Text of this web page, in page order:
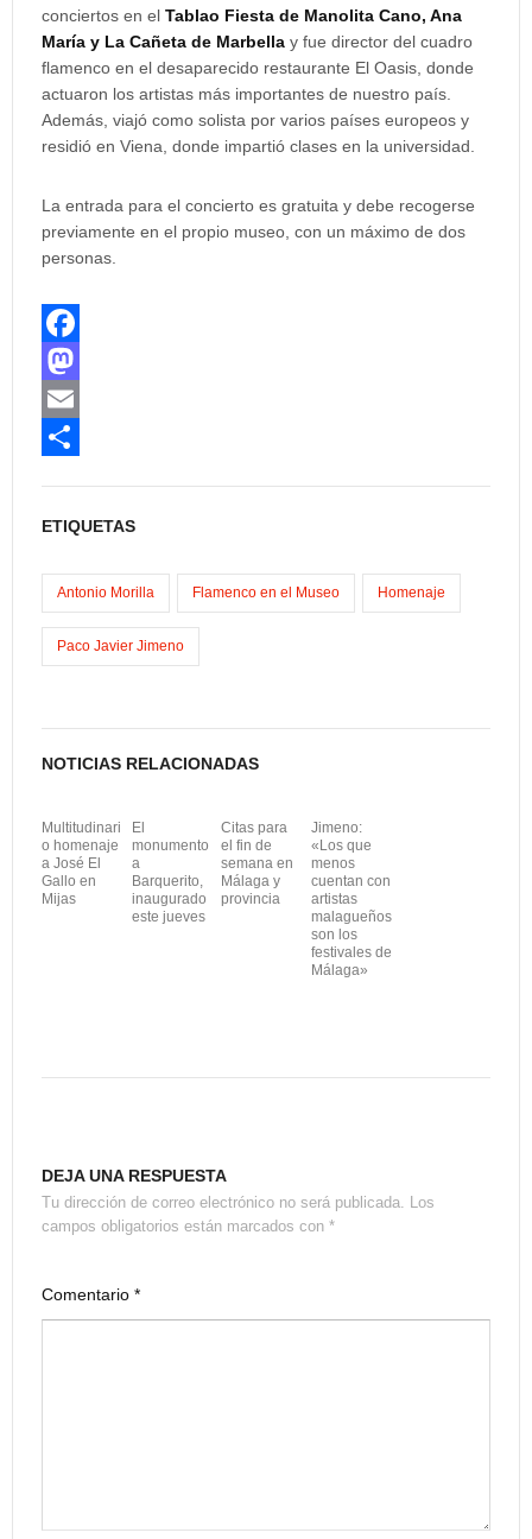
conciertos en el Tablao Fiesta de Manolita Cano, Ana
María y La Cañeta de Marbella y fue director del cuadro
flamenco en el desaparecido restaurante El Oasis, donde
actuaron los artistas más importantes de nuestro país.
Además, viajó como solista por varios países europeos y
residió en Viena, donde impartió clases en la universidad.
La entrada para el concierto es gratuita y debe recogerse
previamente en el propio museo, con un máximo de dos
personas.
F
a
c
k
M
a
o
n
E
a
r
ETIQUETAS
Antonio Morilla Flamenco en el Museo Homenaje
Paco Javier Jimeno
NOTICIAS RELACIONADAS
Multitudinari
o homenaje
a José El
Gallo en
Mijas
El
monumento
a
Barquerito,
inaugurado
este jueves
Citas para
el fin de
semana en
Málaga y
provincia
Jimeno:
«Los que
menos
cuentan con
artistas
malagueños
son los
festivales de
Málaga»
DEJA UNA RESPUESTA
Tu dirección de correo electrónico no será publicada. Los
campos obligatorios están marcados con *
Comentario *